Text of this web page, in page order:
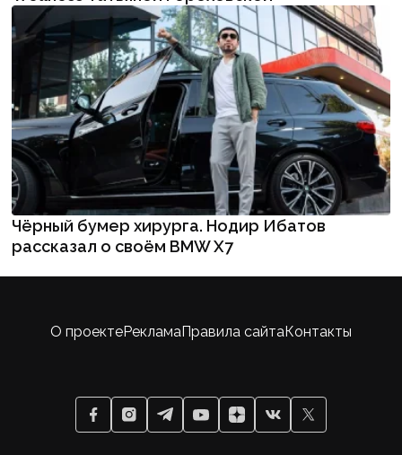
Чёрный бумер хирурга. Нодир Ибатов
рассказал о своём BMW X7
О проектеРекламаПравила сайтаКонтакты